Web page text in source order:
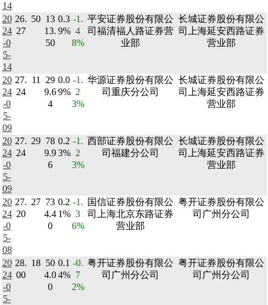
14
20
24
-0
5-
14
26.
27
50 13
13.
50
0.3
9%
-1.
4
8%
平安证券股份有限公
司福清福人路证券营
业部
长城证券股份有限公
司上海延安西路证券
营业部
20
24
-0
5-
09
27.
24
11
29
9.6
4
0.0
9%
-1.
2
3%
华源证券股份有限公
司重庆分公司
长城证券股份有限公
司上海延安西路证券
营业部
20
24
-0
5-
09
27.
24
29 78
9.9
6
0.2
3%
-1.
2
3%
西部证券股份有限公
司福建分公司
长城证券股份有限公
司上海延安西路证券
营业部
20
24
-0
5-
08
27.
20
27 73
4.4
0
0.2
1%
-1.
3
6%
国信证券股份有限公
司上海北京东路证券
营业部
粤开证券股份有限公
司广州分公司
20
24
-0
5-
28.
00
18 50
4.0
0
0.1
4%
-0.
7
2%
粤开证券股份有限公
司广州分公司
粤开证券股份有限公
司广州分公司